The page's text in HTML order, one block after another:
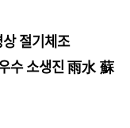
절기체조
수 소생진 雨水 蘇